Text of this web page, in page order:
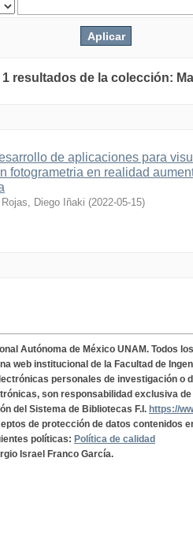
resultados de la colección:
de aplicaciones para
fotogrametria en realidad
Diego Iñaki (2022-05-15)
Autónoma de México UNAM. Todos
web institucional de la Facultad de
personales de investigación o
son responsabilidad exclusiva
del Sistema de Bibliotecas F.I. https://
de protección de datos contenidos
políticas: Política de calidad
Israel Franco García.